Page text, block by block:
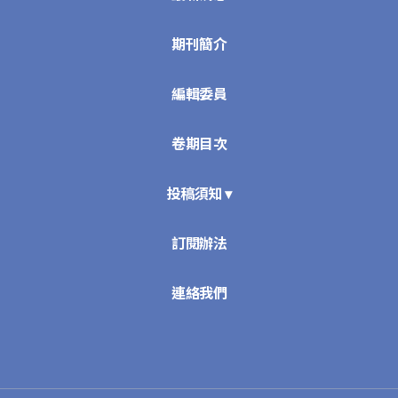
期刊簡介
編輯委員
卷期目次
投稿須知 ▾
訂閱辦法
連絡我們